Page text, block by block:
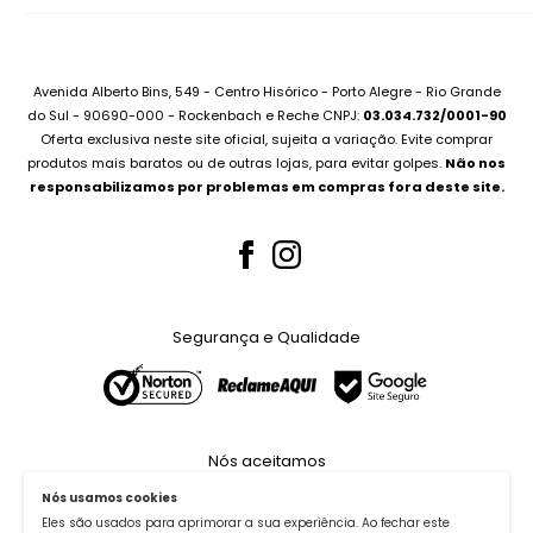
Montamos seu PC
Compramos seu Notebook
Bateria Notebook
Fonte Notebook
Whatsapp (51) 99227-3667
Sobre Assistência Técnica
Para Empresas
Avenida Alberto Bins, 549 - Centro Hisórico - Porto Alegre - Rio Grande
do Sul - 90690-000 - Rockenbach e Reche CNPJ: 03.034.732/0001-90
Oferta exclusiva neste site oficial, sujeita a variação. Evite comprar
produtos mais baratos ou de outras lojas, para evitar golpes. Não nos
responsabilizamos por problemas em compras fora deste site.
Segurança e Qualidade
Nós aceitamos
Nós usamos cookies
Eles são usados para aprimorar a sua experiência. Ao fechar este